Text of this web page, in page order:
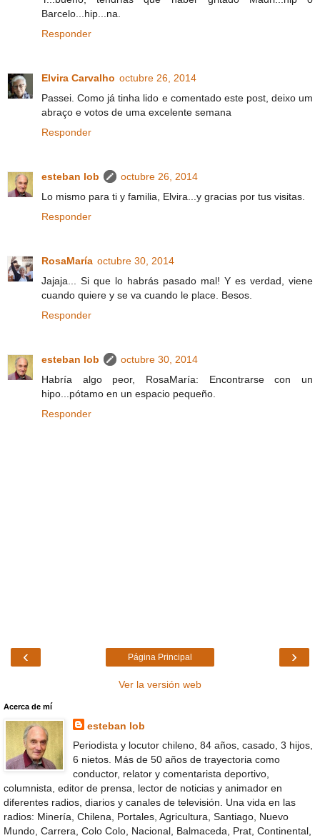
Barcelo...hip...na.
Responder
Elvira Carvalho octubre 26, 2014
Passei. Como já tinha lido e comentado este post, deixo um
abraço e votos de uma excelente semana
Responder
esteban lob
octubre 26, 2014
Lo mismo para ti y familia, Elvira...y gracias por tus visitas.
Responder
RosaMaría octubre 30, 2014
Jajaja... Si que lo habrás pasado mal! Y es verdad, viene
cuando quiere y se va cuando le place. Besos.
Responder
esteban lob
octubre 30, 2014
Habría algo peor, RosaMaría: Encontrarse con un
hipo...pótamo en un espacio pequeño.
Responder
‹ ›
Página Principal
Ver la versión web
Acerca de mí
esteban lob
Periodista y locutor chileno, 84 años, casado, 3 hijos,
6 nietos. Más de 50 años de trayectoria como
conductor, relator y comentarista deportivo,
columnista, editor de prensa, lector de noticias y animador en
diferentes radios, diarios y canales de televisión. Una vida en las
radios: Minería, Chilena, Portales, Agricultura, Santiago, Nuevo
Mundo, Carrera, Colo Colo, Nacional, Balmaceda, Prat, Continental,